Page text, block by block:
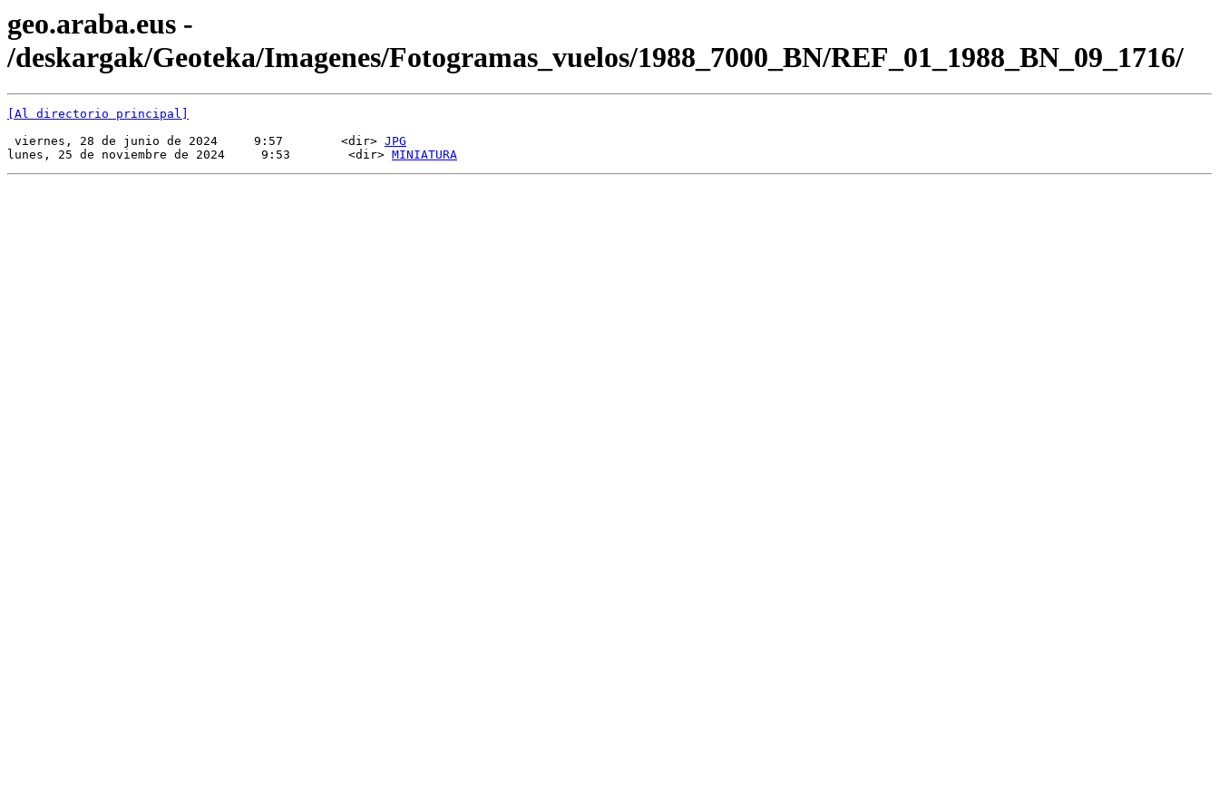
geo.araba.eus -
/deskargak/Geoteka/Imagenes/Fotogramas_vuelos/1988_7000_BN/REF_01_1988_BN_09_1716/
[Al directorio principal]
viernes, 28 de junio de 2024     9:57        <dir> JPG
lunes, 25 de noviembre de 2024     9:53        <dir> MINIATURA